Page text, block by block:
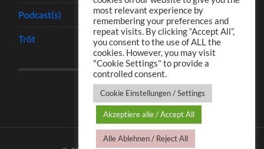
Podcast(s)
Tröt
most relevant experience by
remembering your preferences and
repeat visits. By clicking “Accept All”,
you consent to the use of ALL the
cookies. However, you may visit
"Cookie Settings" to provide a
controlled consent.
Cookie Einstellungen / Settings
Akzeptiere alle / Accept All
Alle Ablehnen / Reject All